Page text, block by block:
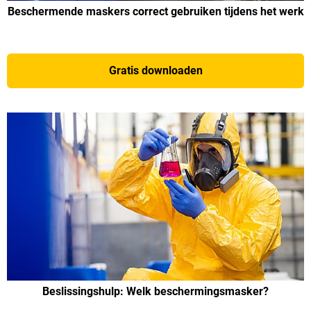
Beschermende maskers correct gebruiken tijdens het werk
Gratis downloaden
Beslissingshulp: Welk beschermingsmasker?